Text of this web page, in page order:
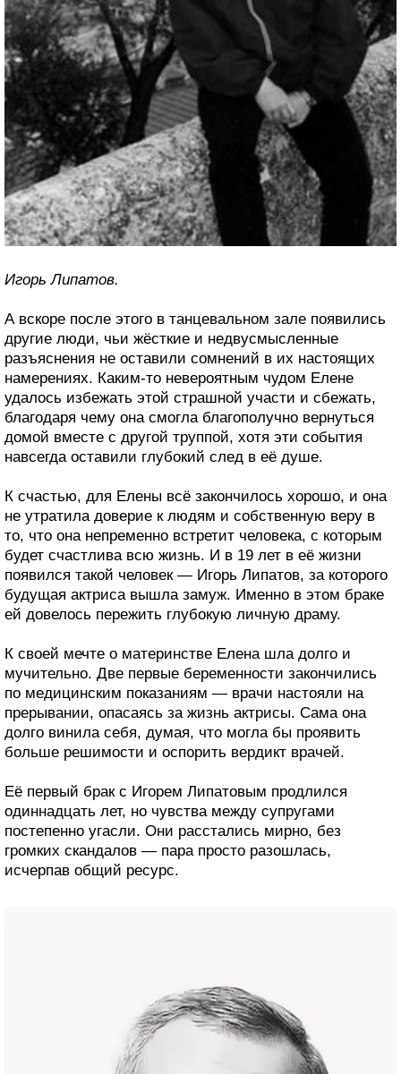
Игорь Липатов.
А вскоре после этого в танцевальном зале появились
другие люди, чьи жёсткие и недвусмысленные
разъяснения не оставили сомнений в их настоящих
намерениях. Каким-то невероятным чудом Елене
удалось избежать этой страшной участи и сбежать,
благодаря чему она смогла благополучно вернуться
домой вместе с другой труппой, хотя эти события
навсегда оставили глубокий след в её душе.
К счастью, для Елены всё закончилось хорошо, и она
не утратила доверие к людям и собственную веру в
то, что она непременно встретит человека, с которым
будет счастлива всю жизнь. И в 19 лет в её жизни
появился такой человек — Игорь Липатов, за которого
будущая актриса вышла замуж. Именно в этом браке
ей довелось пережить глубокую личную драму.
К своей мечте о материнстве Елена шла долго и
мучительно. Две первые беременности закончились
по медицинским показаниям — врачи настояли на
прерывании, опасаясь за жизнь актрисы. Сама она
долго винила себя, думая, что могла бы проявить
больше решимости и оспорить вердикт врачей.
Её первый брак с Игорем Липатовым продлился
одиннадцать лет, но чувства между супругами
постепенно угасли. Они расстались мирно, без
громких скандалов — пара просто разошлась,
исчерпав общий ресурс.